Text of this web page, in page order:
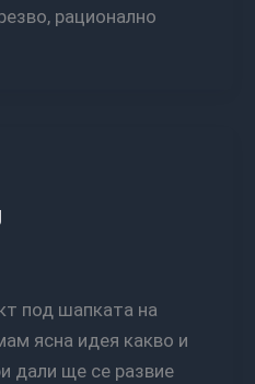
рационално
ясна идея какво и
дали ще се развие